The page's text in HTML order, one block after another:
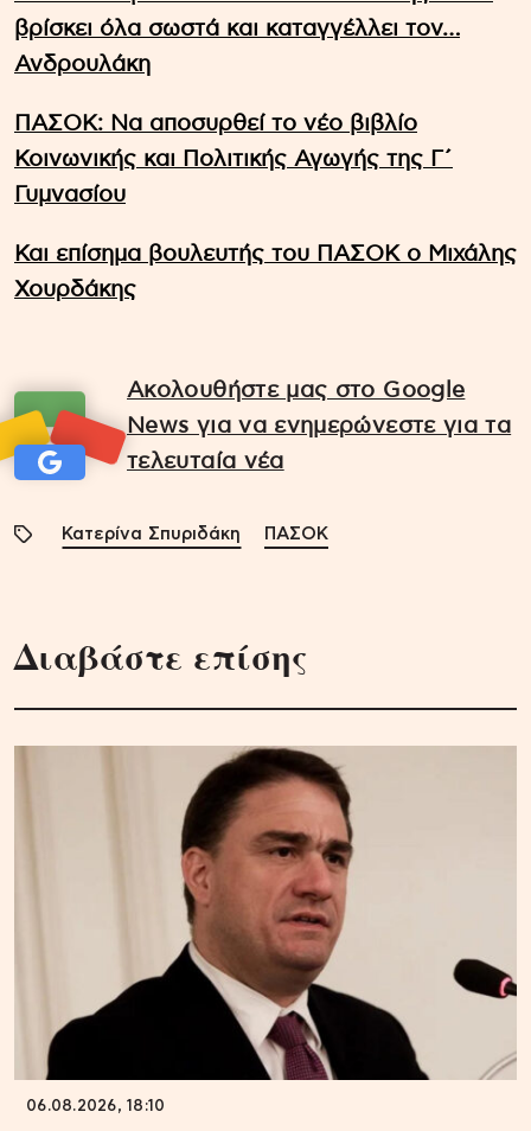
βρίσκει όλα σωστά και καταγγέλλει τον…
Ανδρουλάκη
ΠΑΣΟΚ: Να αποσυρθεί το νέο βιβλίο
Κοινωνικής και Πολιτικής Αγωγής της Γ΄
Γυμνασίου
Και επίσημα βουλευτής του ΠΑΣΟΚ ο Μιχάλης
Χουρδάκης
Ακολουθήστε μας στο Google
News για να ενημερώνεστε για τα
τελευταία νέα
Κατερίνα Σπυριδάκη ΠΑΣΟΚ
Διαβάστε επίσης
06.08.2026, 18:10